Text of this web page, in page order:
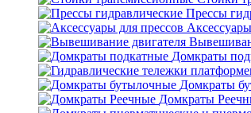
Прессы
Домкраты
Домкраты
Домкраты